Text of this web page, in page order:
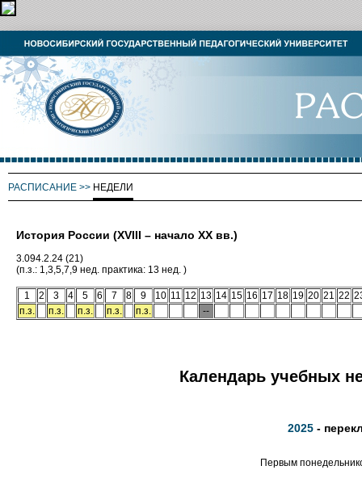
РАСПИСАНИЕ >> НЕДЕЛИ
История России (XVIII – начало ХХ вв.)
3.094.2.24 (21)
(п.з.: 1,3,5,7,9 нед. практика: 13 нед. )
1 2 3 4 5 6 7 8 9 10 11 12 13 14 15 16 17 18 19 20 21 22
п.з.
п.з. п.з. п.з. п.з. --
Календарь учебных
2025 -
Первым